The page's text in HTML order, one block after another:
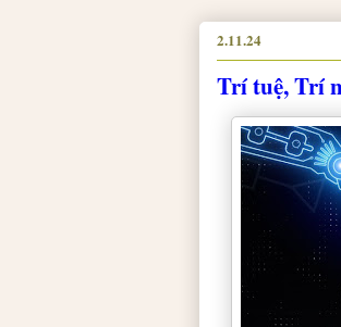
2.11.24
Trí tuệ, Trí